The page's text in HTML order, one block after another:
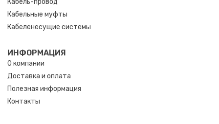
Кабельные муфты
Кабеленесущие системы
ИНФОРМАЦИЯ
О компании
Доставка и оплата
Полезная информация
Контакты